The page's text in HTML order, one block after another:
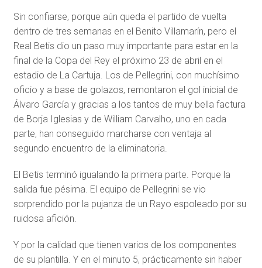
Sin confiarse, porque aún queda el partido de vuelta
dentro de tres semanas en el Benito Villamarín, pero el
Real Betis dio un paso muy importante para estar en la
final de la Copa del Rey el próximo 23 de abril en el
estadio de La Cartuja. Los de Pellegrini, con muchísimo
oficio y a base de golazos, remontaron el gol inicial de
Álvaro García y gracias a los tantos de muy bella factura
de Borja Iglesias y de William Carvalho, uno en cada
parte, han conseguido marcharse con ventaja al
segundo encuentro de la eliminatoria.
El Betis terminó igualando la primera parte. Porque la
salida fue pésima. El equipo de Pellegrini se vio
sorprendido por la pujanza de un Rayo espoleado por su
ruidosa afición.
Y por la calidad que tienen varios de los componentes
de su plantilla. Y en el minuto 5, prácticamente sin haber